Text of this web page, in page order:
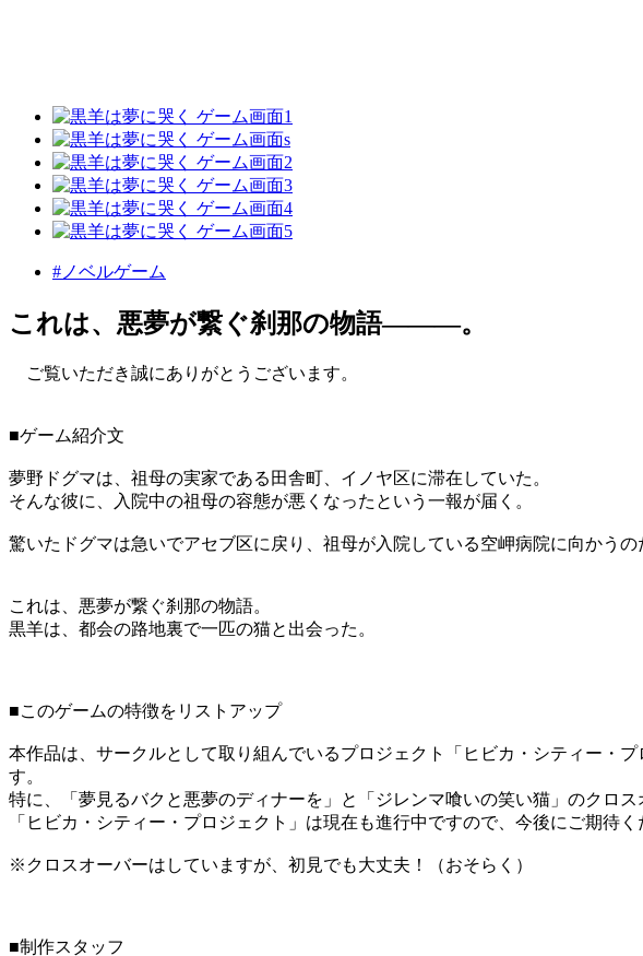
#ノベルゲーム
これは、悪夢が繋ぐ刹那の物語―――。
ご覧いただき誠にありがとうございます。
■ゲーム紹介文
夢野ドグマは、祖母の実家である田舎町、イノヤ区に滞在していた。
そんな彼に、入院中の祖母の容態が悪くなったという一報が届く。
驚いたドグマは急いでアセブ区に戻り、祖母が入院している空岬病院に向かう
これは、悪夢が繋ぐ刹那の物語。
黒羊は、都会の路地裏で一匹の猫と出会った。
■このゲームの特徴をリストアップ
本作品は、サークルとして取り組んでいるプロジェクト「ヒビカ・シティー・
す。
特に、「夢見るバクと悪夢のディナーを」と「ジレンマ喰いの笑い猫」のクロス
「ヒビカ・シティー・プロジェクト」は現在も進行中ですので、今後にご期待く
※クロスオーバーはしていますが、初見でも大丈夫！（おそらく）
■制作スタッフ